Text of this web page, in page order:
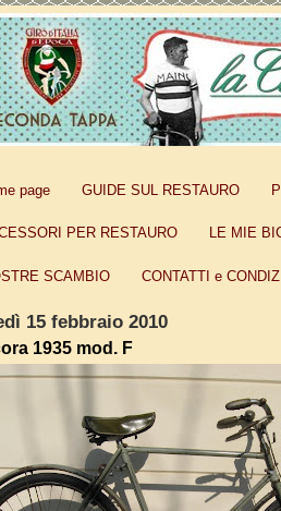
page GUIDE SUL RESTAURO
PER RESTAURO LE MIE
SCAMBIO CONTATTI e
15 febbraio 2010
1935 mod. F